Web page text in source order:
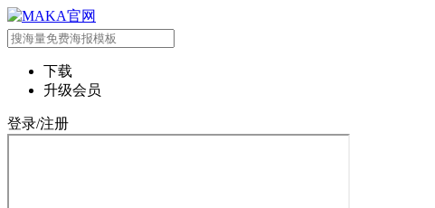
下载
升级会员
登录/注册